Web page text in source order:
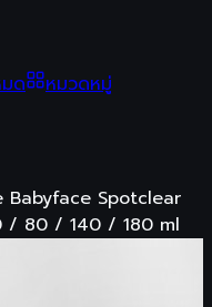
ด หมวดหมู่
Babyface Spotclear
/ 80 / 140 / 180 ml